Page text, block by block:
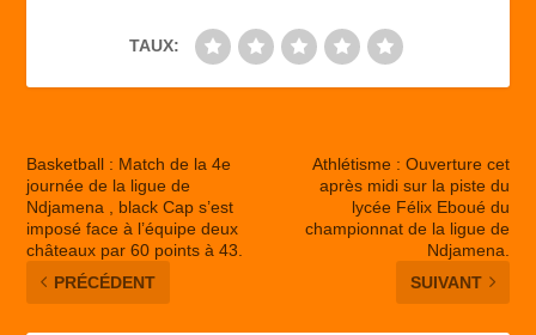
TAUX:
Basketball : Match de la 4e
journée de la ligue de
Ndjamena , black Cap s’est
imposé face à l’équipe deux
châteaux par 60 points à 43.
PRÉCÉDENT
Athlétisme : Ouverture cet
après midi sur la piste du
lycée Félix Eboué du
championnat de la ligue de
Ndjamena.
SUIVANT